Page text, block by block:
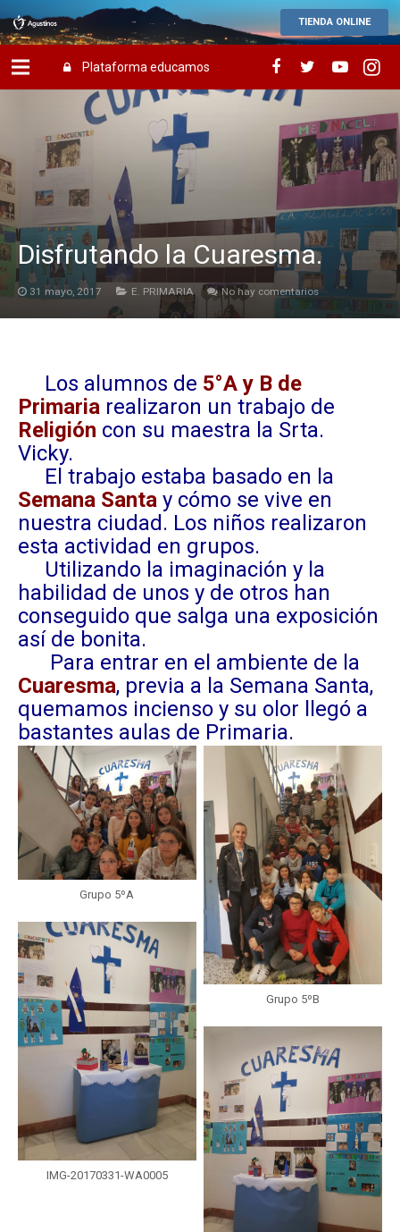
TIENDA ONLINE
Plataforma educamos
Disfrutando la Cuaresma.
31 mayo, 2017 E. PRIMARIA No hay comentarios
Los alumnos de 5°A y B de
Primariarealizaron un trabajo de
Religión con su maestra la Srta.
Vicky.
El trabajo estaba basado en la
Semana Santay cómo se vive en
nuestra ciudad. Los niños realizaron
esta actividad en grupos.
Utilizando la imaginación y la
habilidad de unos y de otros han
conseguido que salga una exposición
así de bonita.
Para entrar en el ambiente de la
Cuaresma, previa a la Semana Santa,
quemamos incienso y su olor llegó a
bastantes aulas de Primaria.
Grupo 5ºA
Grupo 5ºB
IMG-20170331-WA0005